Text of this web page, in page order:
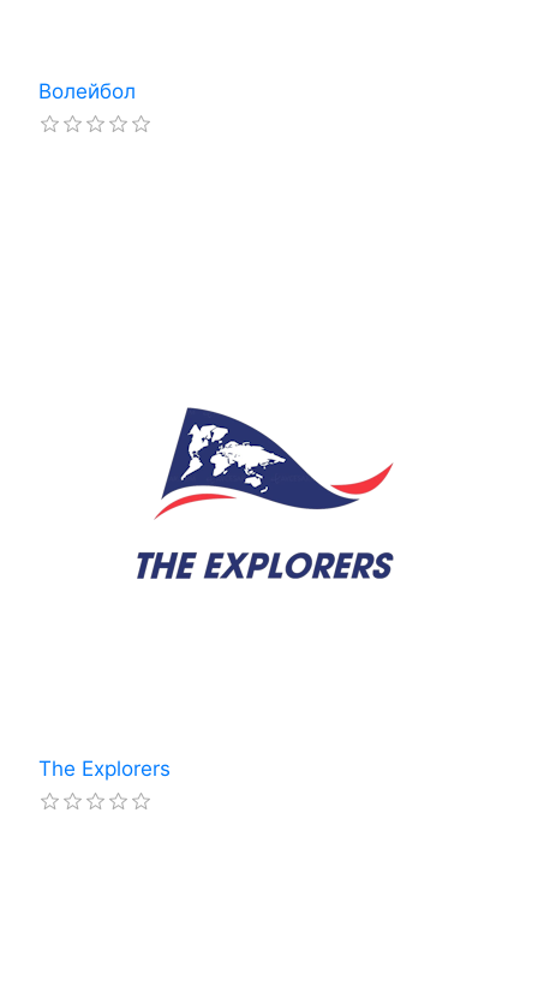
Волейбол
The Explorers